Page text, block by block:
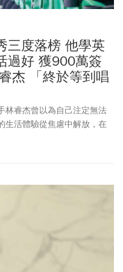
三度落榜 他學英
過好 獲900萬簽
杰 「終於等到唱
林睿杰曾以為自己注定無法
生活體驗從焦慮中解放，在